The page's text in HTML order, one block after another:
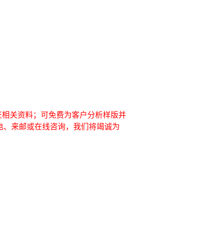
关资料；可免费为客户分析样版并
来邮或在线咨询，我们将竭诚为